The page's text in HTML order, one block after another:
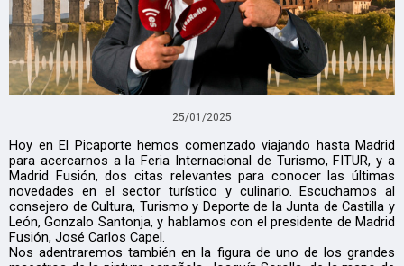
25/01/2025
Hoy en El Picaporte hemos comenzado viajando hasta Madrid
para acercarnos a la Feria Internacional de Turismo, FITUR, y a
Madrid Fusión, dos citas relevantes para conocer las últimas
novedades en el sector turístico y culinario. Escuchamos al
consejero de Cultura, Turismo y Deporte de la Junta de Castilla y
León, Gonzalo Santonja, y hablamos con el presidente de Madrid
Fusión, José Carlos Capel.
Nos adentraremos también en la figura de uno de los grandes